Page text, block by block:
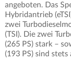
angeboten. Das
Hybridantrieb
zwei
(TSI). Die zwei
(265 PS) stark –
(193 PS) sind